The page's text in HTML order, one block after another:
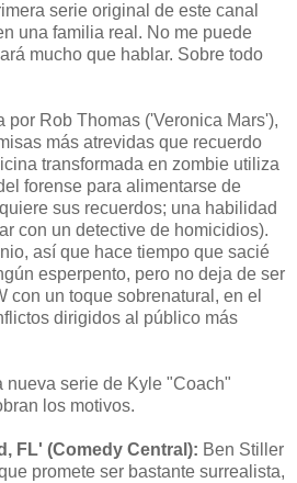
serie original de este canal
una familia real. No me puede
mucho que hablar. Sobre todo
por Rob Thomas ('Veronica Mars'),
más atrevidas que recuerdo
transformada en zombie utiliza
forense para alimentarse de
sus recuerdos; una habilidad
con un detective de homicidios).
así que hace tiempo que sacié
esperpento, pero no deja de ser
con un toque sobrenatural, en el
dirigidos al público más
nueva serie de Kyle "Coach"
los motivos.
FL' (Comedy Central): Ben Stiller
promete ser bastante surrealista,